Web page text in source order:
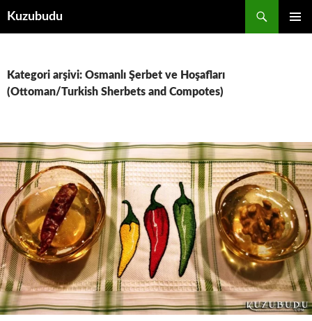
Kuzubudu
Kategori arşivi: Osmanlı Şerbet ve Hoşafları
(Ottoman/Turkish Sherbets and Compotes)